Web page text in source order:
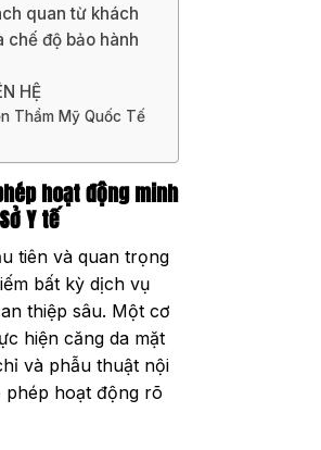
quan từ khách
chế độ bảo hành
HỆ
Thẩm Mỹ Quốc Tế
hoạt động minh
Y tế
tiên và quan trọng
bất kỳ dịch vụ
thiệp sâu. Một cơ
hiện căng da mặt
và phẫu thuật nội
hoạt động rõ